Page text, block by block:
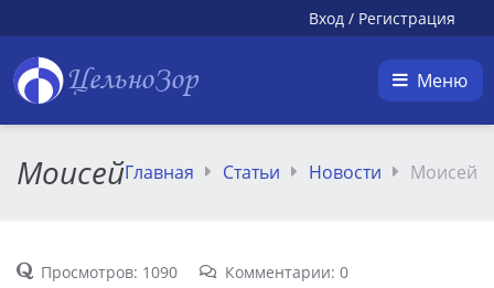
Вход / Регистрация
ЦельноЗор Меню
МоисейГлавная Статьи Новости Моисей
Просмотров: 1090
Комментарии: 0